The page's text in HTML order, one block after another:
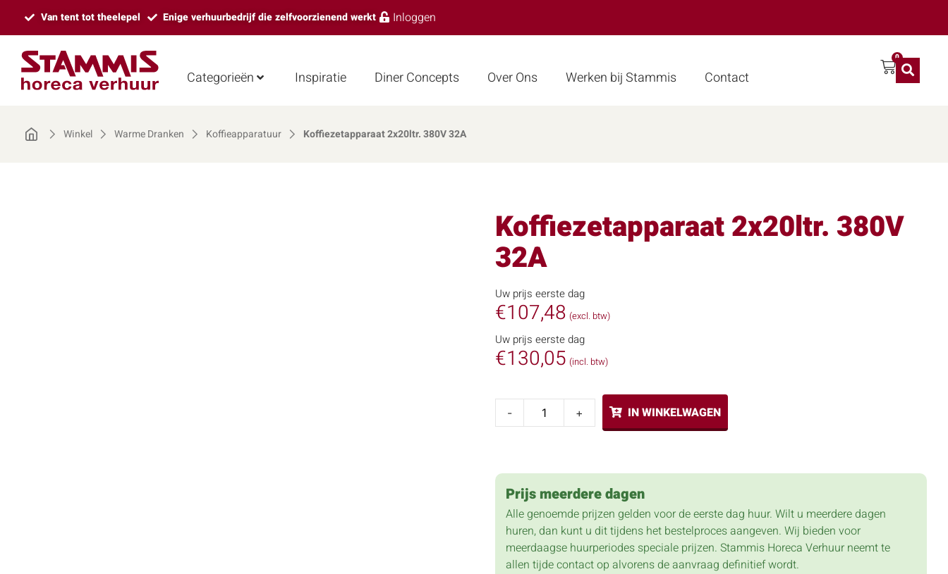
Van tent tot theelepel Enige verhuurbedrijf die zelfvoorzienend werkt Inloggen
Categorieën Inspiratie Diner Concepts Over Ons Werken bij Stammis Contact
0
Winkel Warme Dranken Koffieapparatuur Koffiezetapparaat 2x20ltr. 380V 32A
Koffiezetapparaat 2x20ltr. 380V
32A
Uw prijs eerste dag
€107,48 (excl. btw)
Uw prijs eerste dag
€130,05 (incl. btw)
- + IN WINKELWAGEN
Prijs meerdere dagen
Alle genoemde prijzen gelden voor de eerste dag huur. Wilt u meerdere dagen
huren, dan kunt u dit tijdens het bestelproces aangeven. Wij bieden voor
meerdaagse huurperiodes speciale prijzen. Stammis Horeca Verhuur neemt te
allen tijde contact op alvorens de aanvraag definitief wordt.